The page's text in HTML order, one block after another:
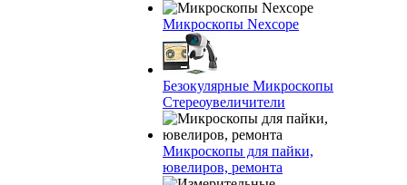
Микроскопы Nexcope
Безокулярные Микроскопы
Стереоувеличители
Микроскопы для пайки,
ювелиров, ремонта